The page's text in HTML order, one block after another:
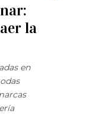
la
en